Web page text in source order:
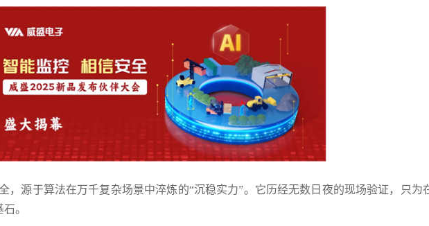
源于算法在万千复杂场景中淬炼的“沉稳实力”。它历经无数日夜的现场验证，只为
。